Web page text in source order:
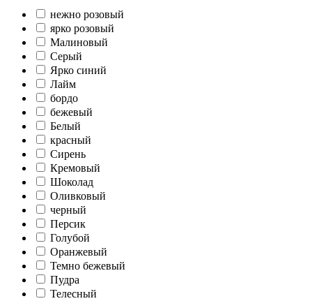
нежно розовый
ярко розовый
Малиновый
Серый
Ярко синий
Лайм
бордо
бежевый
Белый
красный
Сирень
Кремовый
Шоколад
Оливковый
черный
Персик
Голубой
Оранжевый
Темно бежевый
Пудра
Телесный